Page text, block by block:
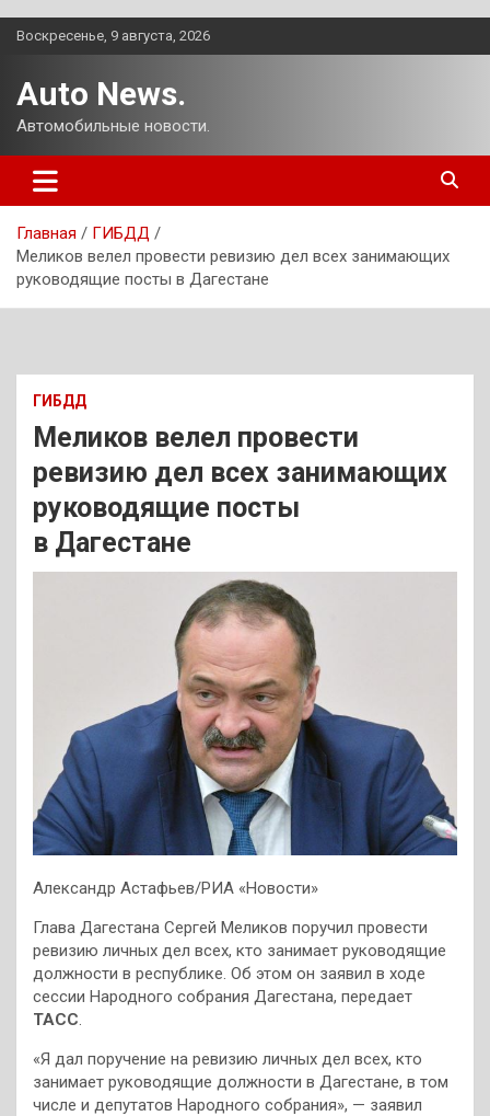
Перейти
Воскресенье, 9 августа, 2026
Auto News.
Автомобильные новости.
Главная
ГИБДД
Меликов велел провести ревизию дел всех занимающих
руководящие посты в Дагестане
ГИБДД
Меликов велел провести
ревизию дел всех занимающих
руководящие посты
в Дагестане
Александр Астафьев/РИА «Новости»
Глава Дагестана Сергей Меликов поручил провести
ревизию личных дел всех, кто занимает руководящие
должности в республике. Об этом он заявил в ходе
сессии Народного собрания Дагестана, передает
ТАСС.
«Я дал поручение на ревизию личных дел всех, кто
занимает руководящие должности в Дагестане, в том
числе и депутатов Народного собрания», — заявил